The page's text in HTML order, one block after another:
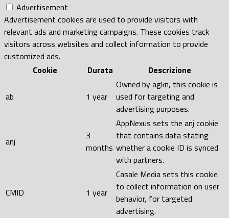
Advertisement
Advertisement cookies are used to provide visitors with
relevant ads and marketing campaigns. These cookies track
visitors across websites and collect information to provide
customized ads.
Cookie
Durata Descrizione
ab 1 year
Owned by agkn, this cookie is
used for targeting and
advertising purposes.
anj
3
months
AppNexus sets the anj cookie
that contains data stating
whether a cookie ID is synced
with partners.
CMID 1 year
Casale Media sets this cookie
to collect information on user
behavior, for targeted
advertising.